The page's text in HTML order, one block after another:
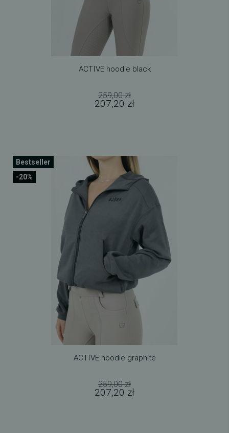
ACTIVE hoodie black
259,00 zł
207,20 zł
ACTIVE hoodie graphite
259,00 zł
207,20 zł
-20%
Bestseller